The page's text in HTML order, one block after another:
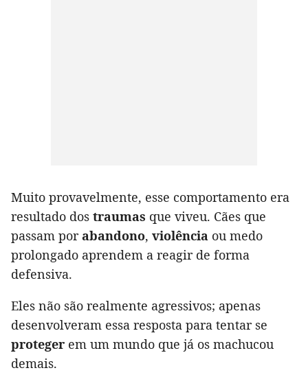
Muito provavelmente, esse comportamento era
resultado dos traumas que viveu. Cães que
passam porabandono, violência ou medo
prolongado aprendem a reagir de forma
defensiva.
Eles não são realmente agressivos; apenas
desenvolveram essa resposta para tentar se
proteger em um mundo que já os machucou
demais.